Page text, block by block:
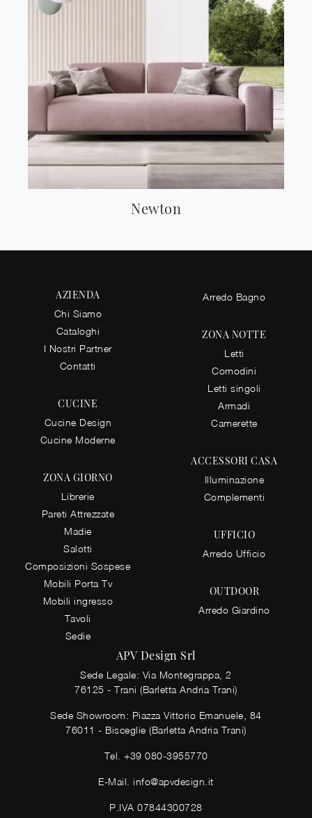
Newton
AZIENDA
Chi Siamo
Cataloghi
I Nostri Partner
Contatti
CUCINE
Cucine Design
Cucine Moderne
ZONA GIORNO
Librerie
Pareti Attrezzate
Madie
Salotti
Composizioni Sospese
Mobili Porta Tv
Mobili ingresso
Tavoli
Sedie
Arredo Bagno
ZONA NOTTE
Letti
Comodini
Letti singoli
Armadi
Camerette
ACCESSORI CASA
Illuminazione
Complementi
UFFICIO
Arredo Ufficio
OUTDOOR
Arredo Giardino
APV Design Srl
Sede Legale: Via Montegrappa, 2
76125 - Trani (Barletta Andria Trani)
Sede Showroom: Piazza Vittorio Emanuele, 84
76011 - Bisceglie (Barletta Andria Trani)
Tel. +39 080-3955770
E-Mail.info@apvdesign.it
P.IVA 07844300728